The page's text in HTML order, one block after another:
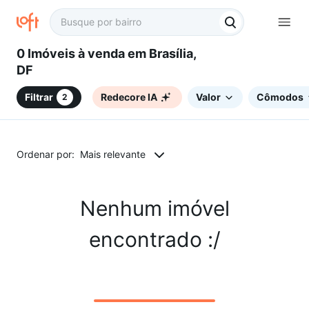
0 Imóveis à venda em Brasília,
DF
Filtrar 2 Redecore IA Valor Cômodos
Ordenar por: Mais relevante
Nenhum imóvel
encontrado :/